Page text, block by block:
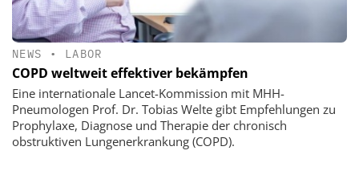
NEWS • LABOR
COPD weltweit effektiver bekämpfen
Eine internationale Lancet-Kommission mit MHH-
Pneumologen Prof. Dr. Tobias Welte gibt Empfehlungen zu
Prophylaxe, Diagnose und Therapie der chronisch
obstruktiven Lungenerkrankung (COPD).